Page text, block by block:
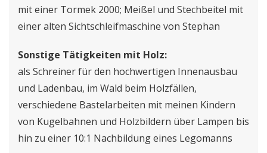
mit einer Tormek 2000; Meißel und Stechbeitel mit
einer alten Sichtschleifmaschine von Stephan
Sonstige Tätigkeiten mit Holz:
als Schreiner für den hochwertigen Innenausbau
und Ladenbau, im Wald beim Holzfällen,
verschiedene Bastelarbeiten mit meinen Kindern
von Kugelbahnen und Holzbildern über Lampen bis
hin zu einer 10:1 Nachbildung eines Legomanns